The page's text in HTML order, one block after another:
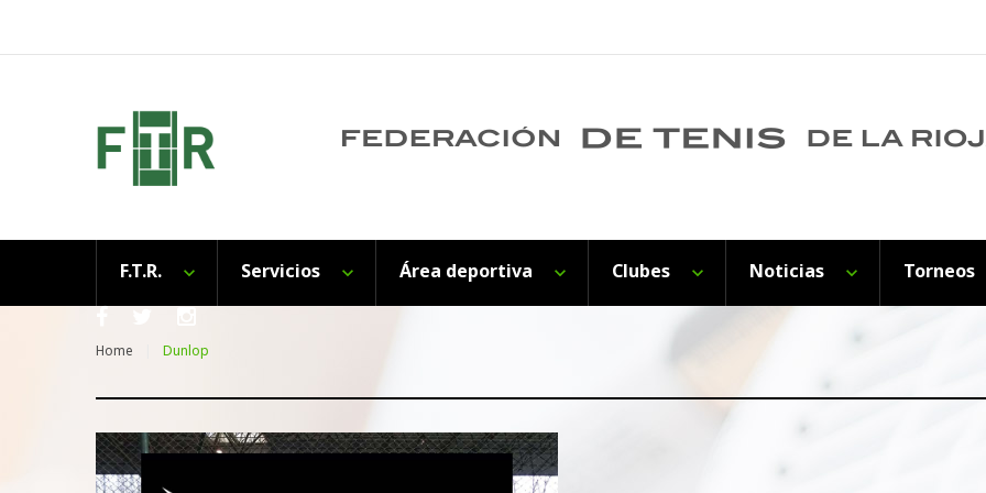
F.T.R. Servicios Área deportiva Clubes Noticias Torneos
Home Dunlop
Etiqueta: